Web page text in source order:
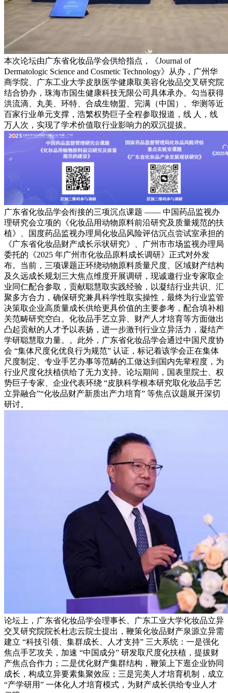
本次论坛由广东省化妆品学会供给指点，《Journal of
Dermatologic Science and Cosmetic Technology》从办，广州华
商学院、广东工业大学皮肤医学健康取美容化妆品交叉研究院
结合协办，珠海市国生健康科技无限公司具体承办。勾当获得
洪流滴、丸美、环特、合成生物盟、完满（中国）、华测等近
百家行业单元支撑，浩繁权势巨子全程参取报道，线 人，线
万人次，实现了学术价值取行业影响力的双沉提拔。
广东省化妆品学会衔接的三项沉点课题 —— 中国药品监视办
理研究会立项的《化妆品用动物原料前沿研究及质量规范的扶
植》、国度药品监视办理局化妆品风险评估沉点尝试室承担的
《广东省化妆品财产成长示状研究》、广州市市场监视办理局
委托的《2025 年广州市化妆品原料成长调研》正式对外发
布。当前，三项课题正环绕动物原料质量尺度、区域财产结构
及久远成长规划三大焦点维度开展调研，现诚邀行业专家取企
业同仁配合参取，贡献聪慧取实践经验，以凝结行业共识、汇
聚多方合力，确保研究兼具科学性取实操性，最终为行业监管
决策取企业高质量成长供给更具价值的主要参考，配合填补相
关范畴研究空白。化妆品手艺立异、财产人才培育等方面做出
凸起贡献的人才予以表扬，进一步激刊行业立异活力，凝结产
学研聪慧取力量。。此外，广东省化妆品学会通过中国尺度协
会 “集体尺度化优良行为规范” 认证，标记着该学会正在集体
尺度制定、专业手艺办事等范畴的工做达到国内先辈程度，为
行业尺度化扶植供给了无力支持。论坛期间，国表里院士、权
势巨子专家、企业代表环绕 “皮肤科学根本研究取化妆品手艺
立异融合”“化妆品财产新质出产力培育” 等焦点议题展开深切
研讨。
论坛上，广东省化妆品学会理事长、广东工业大学化妆品立异
交叉研究院院长杜志云院士提出，鞭策化妆品财产泉源立异需
建立 “科技引领、集群成长、人才支持” 三大系统：一是强化
焦点手艺攻关，加速 “中国成分” 研发取尺度化扶植，提拔财
产焦点合作力；二是优化财产集群结构，鞭策上下逛企业协同
成长，构成立异要素集聚效应；三是完美人才培育机制，成立
“产学研用” 一体化人才培育模式，为财产成长供给专业人才